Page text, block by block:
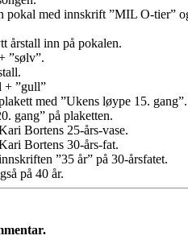
pokal med innskrift ”MIL O-tier”
årstall inn på pokalen.
”sølv”.
+ ”gull”
med ”Ukens løype 15. gang”.
gang” på plaketten.
Bortens 25-års-vase.
Bortens 30-års-fat.
”35 år” på 30-årsfatet.
på 40 år.